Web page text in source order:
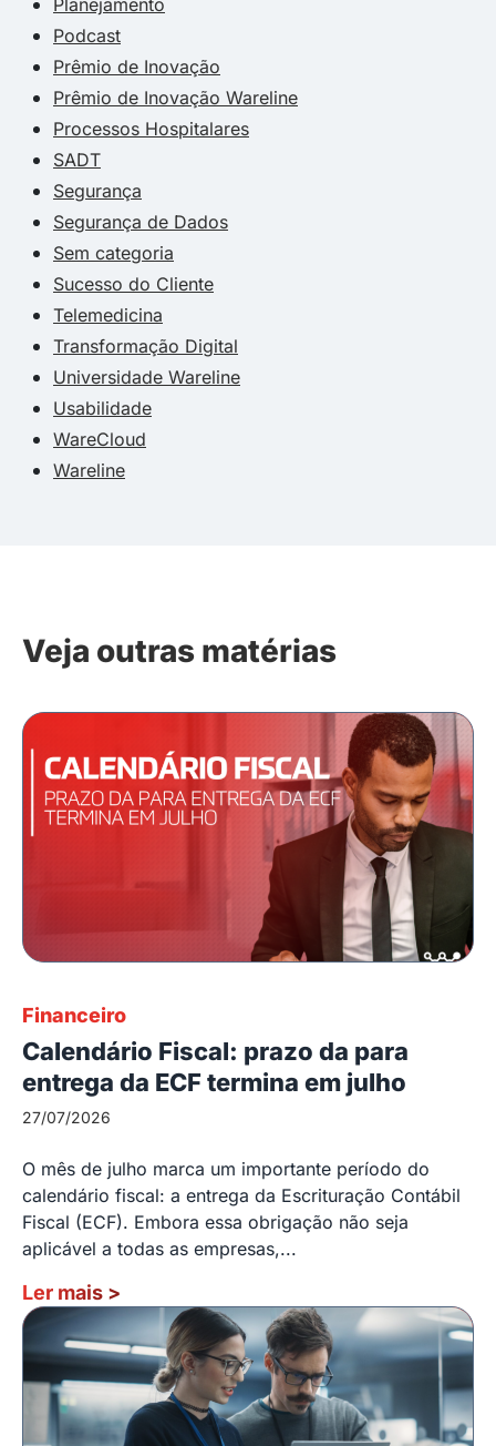
Podcast
Prêmio de Inovação
Prêmio de Inovação Wareline
Processos Hospitalares
SADT
Segurança
Segurança de Dados
Sem categoria
Sucesso do Cliente
Telemedicina
Transformação Digital
Universidade Wareline
Usabilidade
WareCloud
Wareline
Veja outras matérias
Financeiro
Calendário Fiscal: prazo da para
entrega da ECF termina em julho
27/07/2026
O mês de julho marca um importante período do
calendário fiscal: a entrega da Escrituração Contábil
Fiscal (ECF). Embora essa obrigação não seja
aplicável a todas as empresas,...
Ler mais >